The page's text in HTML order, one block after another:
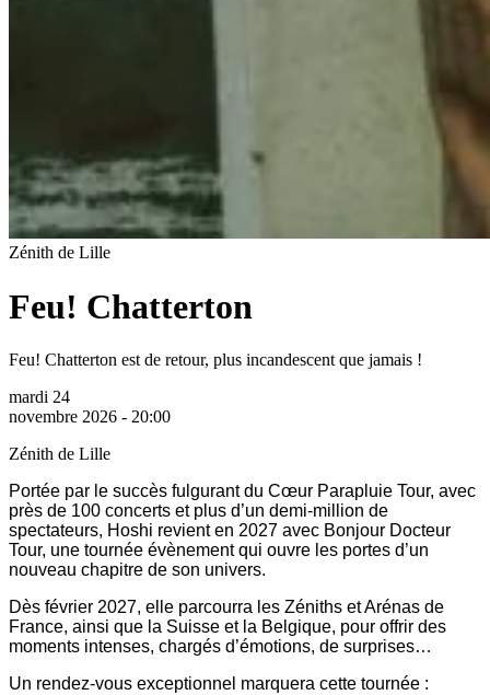
Zénith de Lille
Feu! Chatterton
Feu! Chatterton est de retour, plus incandescent que jamais !
mardi 24
novembre 2026 - 20:00
Zénith de Lille
Portée par le succès fulgurant du Cœur Parapluie Tour, avec
près de 100 concerts et plus d’un demi-million de
spectateurs, Hoshi revient en 2027 avec Bonjour Docteur
Tour, une tournée évènement qui ouvre les portes d’un
nouveau chapitre de son univers.
Dès février 2027, elle parcourra les Zéniths et Arénas de
France, ainsi que la Suisse et la Belgique, pour offrir des
moments intenses, chargés d’émotions, de surprises…
Un rendez-vous exceptionnel marquera cette tournée :